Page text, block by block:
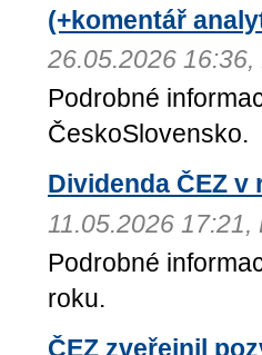
(+komentář
26.05.2026 16:36,
Podrobné
ČeskoSlovensko.
Dividenda ČEZ v
11.05.2026 17:21,
Podrobné
roku.
ČEZ zveřejnil